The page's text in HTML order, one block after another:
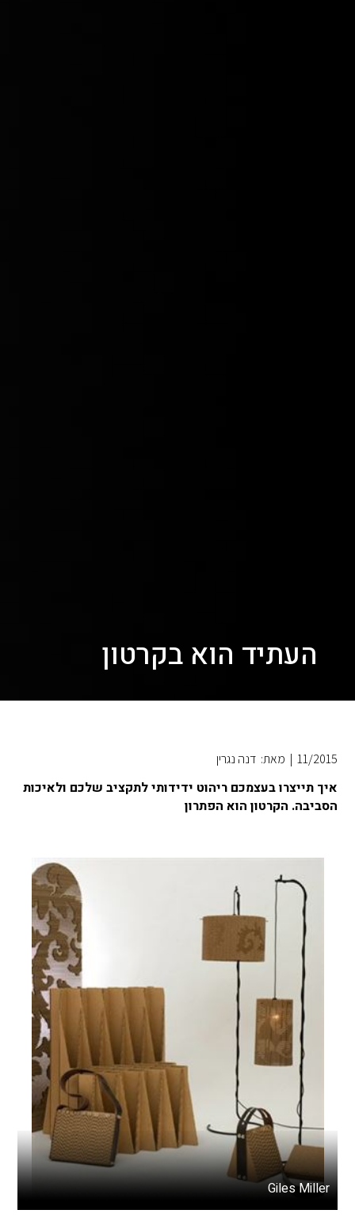
העתיד הוא בקרטון
11/2015
| מאת: דנה נגרין
איך תייצרו בעצמכם ריהוט ידידותי לתקציב שלכם ולאיכות
הסביבה. הקרטון הוא הפתרון
Giles Miller